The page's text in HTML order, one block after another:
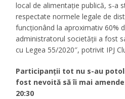
local de alimentație publică, s-a
respectate normele legale de
funcționând la aproximativ 60%
administratorul societății a fost
cu Legea 55/2020″, potrivit IPJ
Participanții tot nu s-au
fost nevoită să îi mai
20:30